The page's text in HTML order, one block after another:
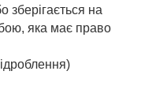
на
яка має право